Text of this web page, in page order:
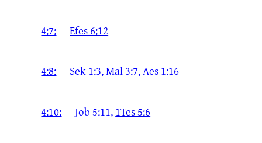
4:7: Efes 6:12
4:8: Sek 1:3, Mal 3:7, Aes 1:16
4:10: Job 5:11,1Tes 5:6